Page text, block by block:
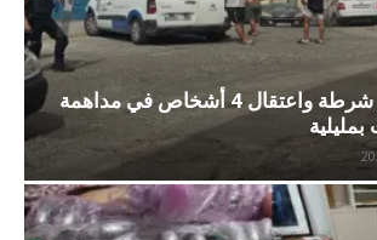
إصابة 6 عناصر شرطة واعتقال 4 أشخاص في مداهمة